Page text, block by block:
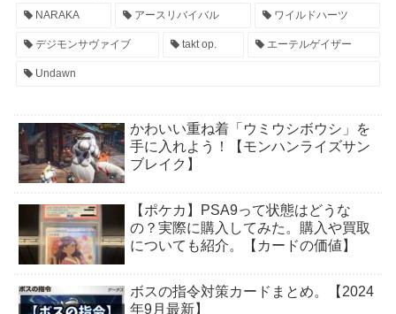
NARAKA アースリバイバル ワイルドハーツ
デジモンサヴァイブ takt op. エーテルゲイザー
Undawn
かわいい重ね着「ウミウシボウシ」を
手に入れよう！【モンハンライズサン
ブレイク】
【ポケカ】PSA9って状態はどうな
の？実際に購入してみた。購入や買取
についても紹介。【カードの価値】
ボスの指令対策カードまとめ。【2024
年9月最新】